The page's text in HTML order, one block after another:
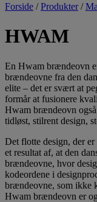
Forside /Produkter /
HWAM
En Hwam brændeovn
brændeovne fra den
elite – det er svært at
formår at fusionere
Hwam brændeovn
tidløst, stilrent design,
Det flotte design, der
et resultat af, at den
brændeovne, hvor
kodeordene i
brændeovne, som ikke
Hwam brændeovn er